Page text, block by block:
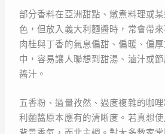
部分香料在亞洲甜點、燉煮料理或
色，但放入義大利麵醬時，常會帶
肉桂與丁香的氣息偏甜、偏暖、偏
中，容易讓人聯想到甜湯、滷汁或
醬汁。
五香粉、過量孜然、過度複雜的咖
利麵醬原本應有的清晰度。若真想